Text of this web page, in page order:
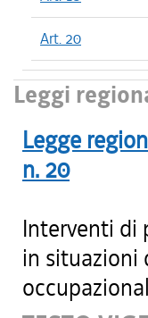
Art. 20
Leggi
Legge
n. 20
Interventi di
in situazioni